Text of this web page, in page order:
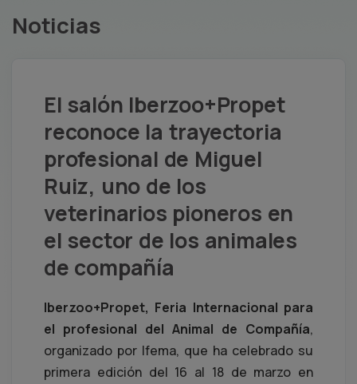
Noticias
El salón Iberzoo+Propet
reconoce la trayectoria
profesional de Miguel
Ruiz, uno de los
veterinarios pioneros en
el sector de los animales
de compañía
Iberzoo+Propet, Feria Internacional para
el profesional del Animal de Compañía,
organizado por Ifema, que ha celebrado su
primera edición del 16 al 18 de marzo en